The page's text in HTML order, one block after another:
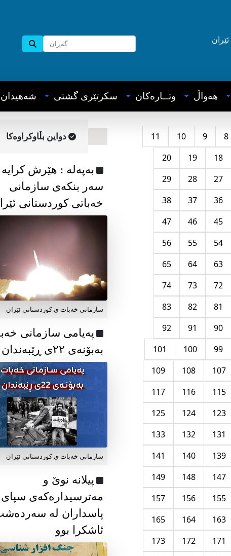
ئێران
هه‌واڵ وتــاره‌کان سکرتێری گشتی شه‌هیدان
8
9
10
11
18
19
20
27
28
29
36
37
38
45
46
47
54
55
56
63
64
65
72
73
74
81
82
83
90
91
92
99
100
101
107
108
109
115
116
117
123
124
125
131
132
133
139
140
141
147
148
149
155
156
157
163
164
165
171
172
173
دواین بڵاوکراوه‌کا
به‌په‌له‌ : هێرش کرایە
سەر بنکەی سازمانی
خەباتی کوردستانی
سازمانی خەبات ی کوردستانی ئێران
پەیامی سازمانی
بەبۆنەی ۲۲ی ڕێبەندان
سازمانی خەبات ی كوردستانی ئێران
پیلانە نوێ و
مەترسیدارەکەی سپای
پاسداران لە
ئاشکرا بوو